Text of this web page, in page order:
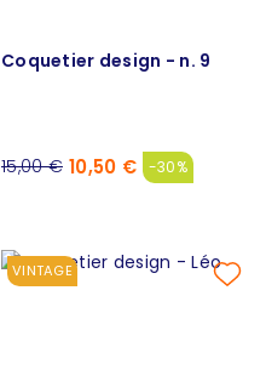
Coquetier design - n. 9
15,00 € 10,50 € -30%
VINTAGE